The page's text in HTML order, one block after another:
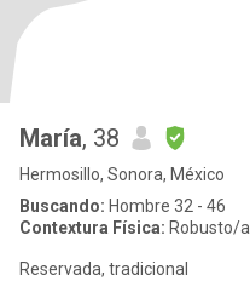
María, 38
Hermosillo, Sonora, México
Buscando: Hombre 32 - 46
Contextura Física: Robusto/a
Reservada, tradicional